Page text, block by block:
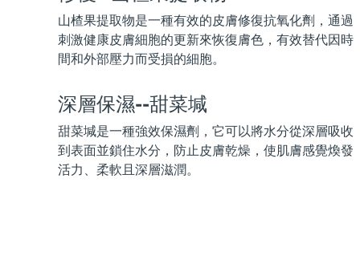
山楂果提取物是一種有效的皮膚修復抗氧化劑，通過
刺激健康皮膚細胞的更新來恢復膚色，有效替代因時
間和外部壓力而受損的細胞。
深層保濕--甜菜堿
甜菜堿是一種強效保濕劑，它可以將水分從深層吸收
到表面並鎖住水分，防止皮膚乾燥，使肌膚感覺煥發
活力、柔軟且深層滋潤。
All acne treatment devices
All revitalizing eye massagers
KIWI™ 皮肤护理
Advanced pore care essentials
Serum
For healthy hair
issa™ Teeth Whitening Gel
18% PAP
護膚品
男士
全部購買